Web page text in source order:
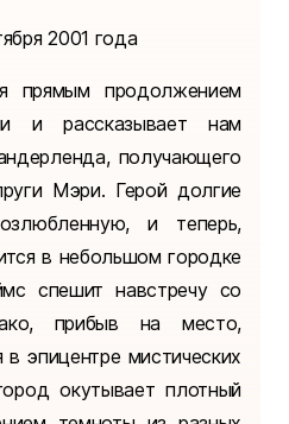
2001 года
прямым продолжением
и рассказывает нам
получающего
Мэри. Герой долгие
и теперь,
в небольшом городке
спешит навстречу со
прибыв на место,
эпицентре мистических
окутывает плотный